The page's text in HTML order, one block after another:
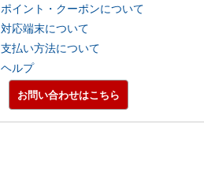
ポイント・クーポンについて
対応端末について
支払い方法について
ヘルプ
お問い合わせはこちら